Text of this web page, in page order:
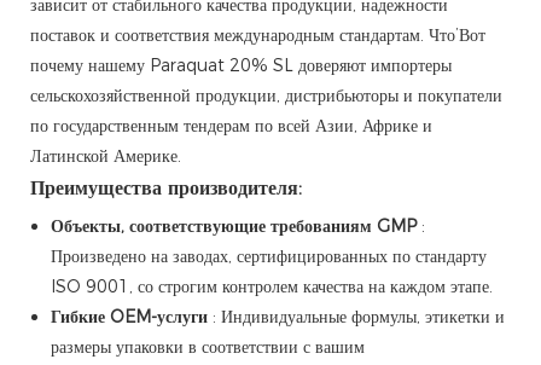
зависит от стабильного качества продукции, надежности
поставок и соответствия международным стандартам. Что’Вот
почему нашему Paraquat 20% SL доверяют импортеры
сельскохозяйственной продукции, дистрибьюторы и покупатели
по государственным тендерам по всей Азии, Африке и
Латинской Америке.
Преимущества производителя:
Объекты, соответствующие требованиям GMP :
Произведено на заводах, сертифицированных по стандарту
ISO 9001, со строгим контролем качества на каждом этапе.
Гибкие OEM-услуги : Индивидуальные формулы, этикетки и
размеры упаковки в соответствии с вашим